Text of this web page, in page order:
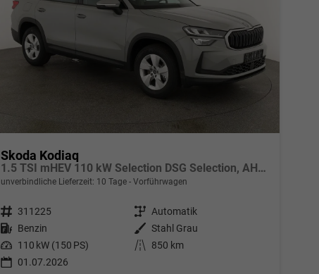
Skoda Kodiaq
1.5 TSI mHEV 110 kW Selection DSG Selection, AHK, Navi, Side, Kamera, Winter, 4 J.- Garantie
unverbindliche Lieferzeit: 10 Tage Vorführwagen
Fahrzeugnr. 311225 Getriebe Automatik
Kraftstoff Benzin Außenfarbe Stahl Grau
Leistung 110 kW (150 PS) Kilometerstand
850 km
01.07.2026